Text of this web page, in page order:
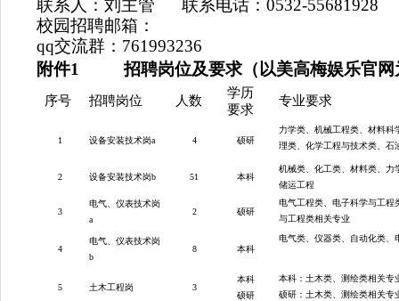
联系人：刘主管
联系电话： 0532-55681928
校园招聘邮箱：
qq交流群： 761993236
附件1招聘岗位及要求（以美高梅娱乐官网
序号 招聘岗位 人数
学历
要求
专业要求
1 设备安装技术岗a 4 硕研
力学类、机械工程类、材料科
理类、化学工程与技术类、石
2 设备安装技术岗b 51 本科
机械类、化工类、材料类、力
储运工程
3
电气、仪表技术岗
a
2 硕研
电气工程类、电子科学与工程
与工程类相关专业
4
电气、仪表技术岗
b
8 本科
电气类、仪器类、自动化类、
5 土木工程岗 3
本科
硕研
本科：土木类、测绘类相关专
硕研：土木类、测绘类相关专